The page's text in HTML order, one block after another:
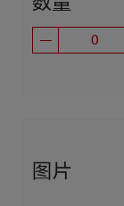
数量
图片